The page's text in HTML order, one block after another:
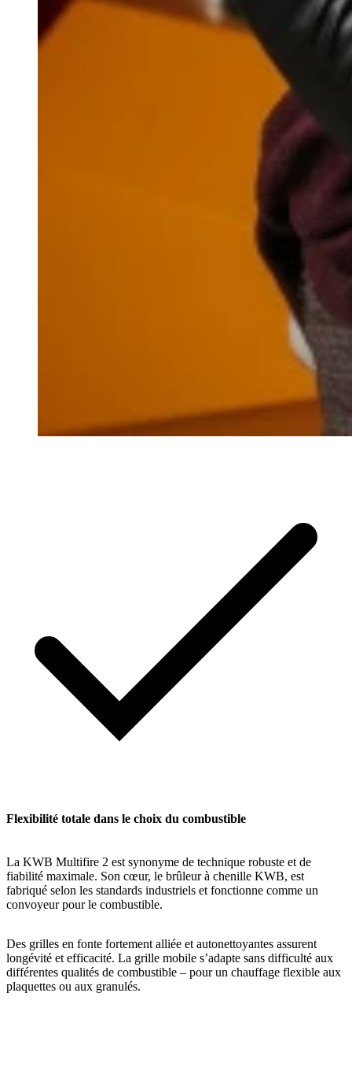
Flexibilité totale dans le choix du combustible
La KWB Multifire 2 est synonyme de technique robuste et de
fiabilité maximale. Son cœur, le brûleur à chenille KWB, est
fabriqué selon les standards industriels et fonctionne comme un
convoyeur pour le combustible.
Des grilles en fonte fortement alliée et autonettoyantes assurent
longévité et efficacité. La grille mobile s’adapte sans difficulté aux
différentes qualités de combustible – pour un chauffage flexible aux
plaquettes ou aux granulés.